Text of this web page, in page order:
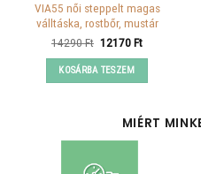
VIA55 női steppelt magas
válltáska, rostbőr, mustár
14290Ft Original
was:
14290 Ft.
12170FtCurrent
KOSÁRBA TESZEM
MIÉRT